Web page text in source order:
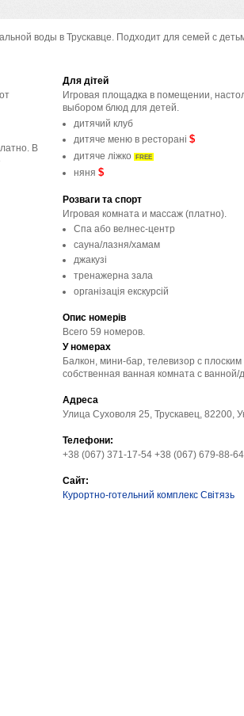
воды в Трускавце. Подходит для семей с
В
Для дітей
Игровая площадка в помещении,
выбором блюд для детей.
дитячий клуб
дитяче меню в ресторані $
дитяче ліжко FREE
няня $
Розваги та спорт
Игровая комната и массаж (платно).
Спа або велнес-центр
сауна/лазня/хамам
джакузі
тренажерна зала
організація екскурсій
Опис номерів
Всего 59 номеров.
У номерах
Балкон, мини-бар, телевизор с
собственная ванная комната с
Адреса
Улица Суховоля 25, Трускавец, 82200,
Телефони:
+38 (067) 371-17-54 +38 (067) 679-88-64
Сайт:
Курортно-готельний комплекс Світязь